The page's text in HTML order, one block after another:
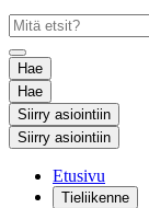
Hae
Hae
Siirry asiointiin
Siirry asiointiin
Etusivu
Tieliikenne